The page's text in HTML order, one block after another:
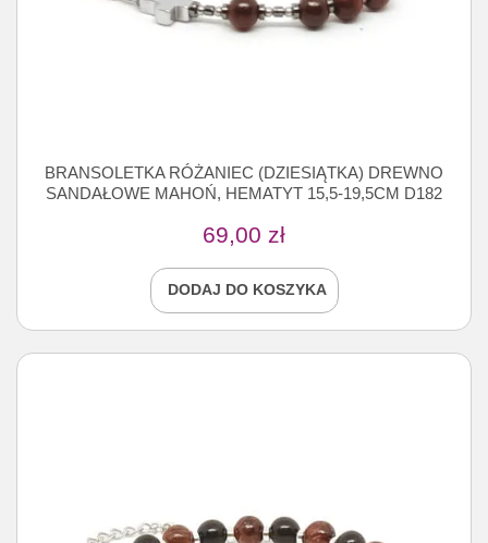
BRANSOLETKA RÓŻANIEC (DZIESIĄTKA) DREWNO
SANDAŁOWE MAHOŃ, HEMATYT 15,5-19,5CM D182
69,00 zł
DODAJ DO KOSZYKA